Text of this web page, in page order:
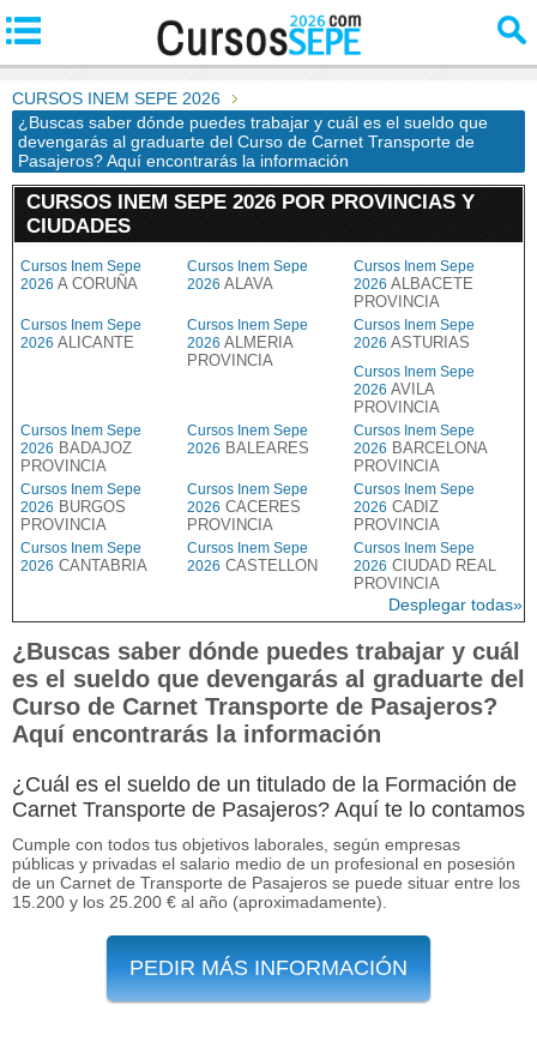
CURSOS INEM SEPE 2026
¿Buscas saber dónde puedes trabajar y cuál es el sueldo que
devengarás al graduarte del Curso de Carnet Transporte de
Pasajeros? Aquí encontrarás la información
CURSOS INEM SEPE 2026 POR PROVINCIAS Y
CIUDADES
Cursos Inem Sepe
2026 A CORUÑA
Cursos Inem Sepe
2026 ALAVA
Cursos Inem Sepe
2026 ALBACETE
PROVINCIA
Cursos Inem Sepe
2026 ALICANTE
Cursos Inem Sepe
2026 ALMERIA
PROVINCIA
Cursos Inem Sepe
2026 ASTURIAS
Cursos Inem Sepe
2026 AVILA
PROVINCIA
Cursos Inem Sepe
2026 BADAJOZ
PROVINCIA
Cursos Inem Sepe
2026 BALEARES
Cursos Inem Sepe
2026 BARCELONA
PROVINCIA
Cursos Inem Sepe
2026 BURGOS
PROVINCIA
Cursos Inem Sepe
2026 CACERES
PROVINCIA
Cursos Inem Sepe
2026 CADIZ
PROVINCIA
Cursos Inem Sepe
2026 CANTABRIA
Cursos Inem Sepe
2026 CASTELLON
Cursos Inem Sepe
2026 CIUDAD REAL
PROVINCIA
Desplegar todas»
¿Buscas saber dónde puedes trabajar y cuál
es el sueldo que devengarás al graduarte del
Curso de Carnet Transporte de Pasajeros?
Aquí encontrarás la información
¿Cuál es el sueldo de un titulado de la Formación de
Carnet Transporte de Pasajeros? Aquí te lo contamos
Cumple con todos tus objetivos laborales, según empresas
públicas y privadas el salario medio de un profesional en posesión
de un Carnet de Transporte de Pasajeros se puede situar entre los
15.200 y los 25.200 € al año (aproximadamente).
PEDIR MÁS INFORMACIÓN